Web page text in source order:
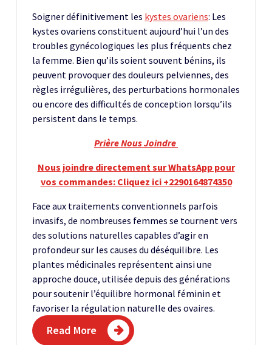
Soigner définitivement les kystes ovariens: Les
kystes ovariens constituent aujourd’hui l’un des
troubles gynécologiques les plus fréquents chez
la femme. Bien qu’ils soient souvent bénins, ils
peuvent provoquer des douleurs pelviennes, des
règles irrégulières, des perturbations hormonales
ou encore des difficultés de conception lorsqu’ils
persistent dans le temps.
Prière Nous Joindre
Nous joindre directement sur WhatsApp pour
vos commandes: Cliquez ici +2290164874350
Face aux traitements conventionnels parfois
invasifs, de nombreuses femmes se tournent vers
des solutions naturelles capables d’agir en
profondeur sur les causes du déséquilibre. Les
plantes médicinales représentent ainsi une
approche douce, utilisée depuis des générations
pour soutenir l’équilibre hormonal féminin et
favoriser la régulation naturelle des ovaires.
Read More